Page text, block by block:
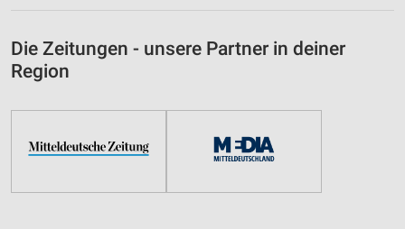
Die Zeitungen - unsere Partner in deiner
Region